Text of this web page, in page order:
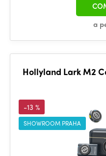
a
Hollyland Lark M2
-13 %
SHOWROOM PRAHA